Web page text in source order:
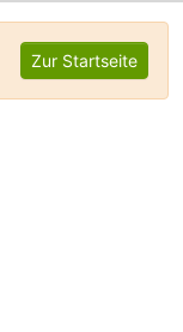
Zur Startseite